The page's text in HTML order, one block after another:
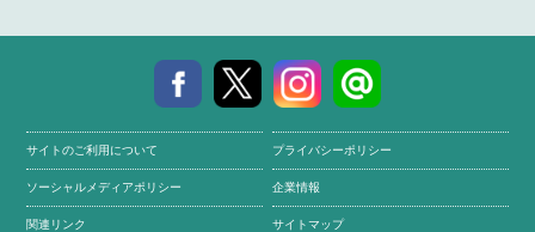
サイトのご利用について プライバシーポリシー
ソーシャルメディアポリシー 企業情報
関連リンク サイトマップ